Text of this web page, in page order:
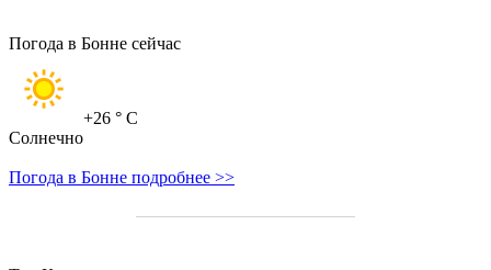
Погода в Бонне сейчас
+26 ° C
Солнечно
Погода в Бонне подробнее >>